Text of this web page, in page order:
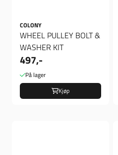
COLONY
WHEEL PULLEY BOLT &
WASHER KIT
497,-
På lager
Kjøp